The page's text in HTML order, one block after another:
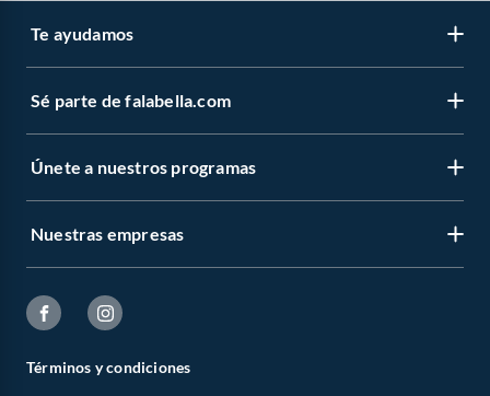
Te ayudamos
Sé parte de falabella.com
Únete a nuestros programas
Nuestras empresas
Términos y condiciones